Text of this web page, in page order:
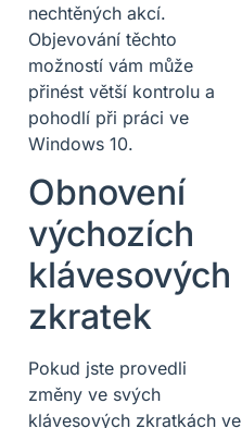
nechtěných akcí.
Objevování těchto
možností vám může
přinést větší kontrolu a
pohodlí při práci ve
Windows 10.
Obnovení
výchozích
klávesových
zkratek
Pokud jste provedli
změny ve svých
klávesových zkratkách ve